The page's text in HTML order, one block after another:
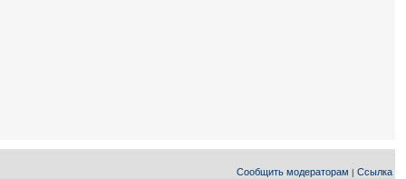
Сообщить модераторам Ссылка